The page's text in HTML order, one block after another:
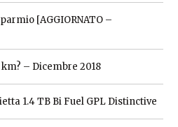
[AGGIORNATO –
– Dicembre 2018
1.4 TB Bi Fuel GPL Distinctive